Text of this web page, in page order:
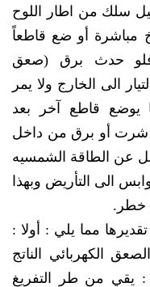
سلك من اطار اللوح
مباشرة أو ضع قاطعاً
فلو حدث برق (صعق
الى الخارج ولا يمر
يوضع قاطع آخر بعد
شرت أو برق من داخل
عن الطاقة الشمسيه
الى التأريض وبهذا
خطر.
مما يلي : أولا :
الكهربائي الناتج
: يقي من طر التفريغ